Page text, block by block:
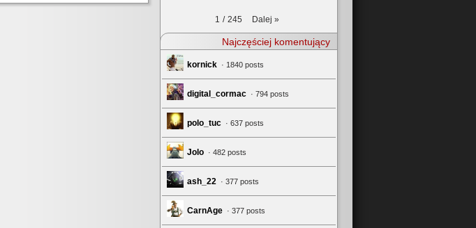
1 / 245 Dalej »
Najczęściej komentujący
kornick · 1840 posts
digital_cormac · 794 posts
polo_tuc · 637 posts
Jolo · 482 posts
ash_22 · 377 posts
CarnAge · 377 posts